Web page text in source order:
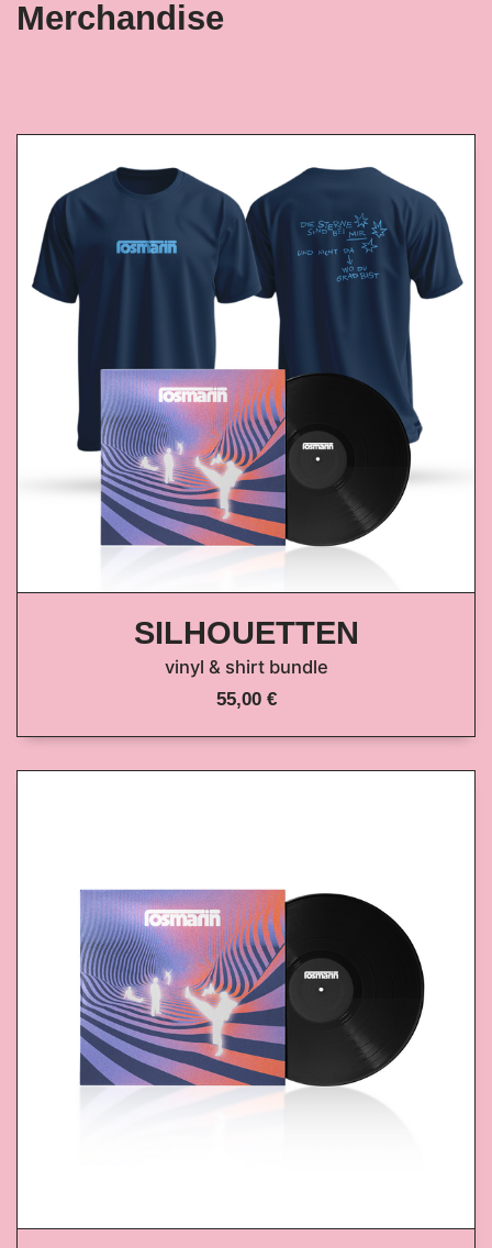
Merchandise
SILHOUETTEN
vinyl & shirt bundle
55,00 €